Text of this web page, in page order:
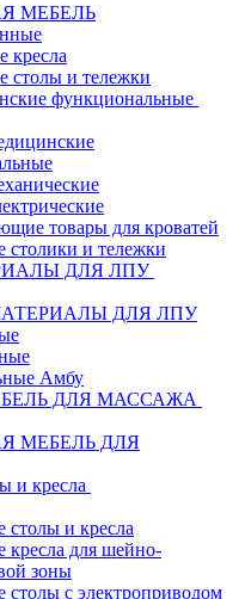
МЕБЕЛЬ
кресла
столы и тележки
функциональные
товары для кроватей
и тележки
ДЛЯ ЛПУ
ДЛЯ ЛПУ
Амбу
ДЛЯ МАССАЖА
МЕБЕЛЬ ДЛЯ
и кресла
и кресла
кресла для шейно-
зоны
с электроприводом